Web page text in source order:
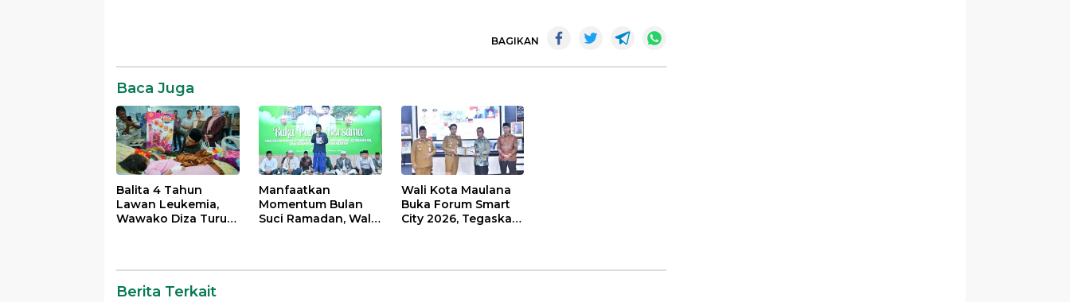
SR28
BAGIKAN
Baca Juga
Balita 4 Tahun
Lawan Leukemia,
Wawako Diza Turun
Manfaatkan
Momentum Bulan
Suci Ramadan, Wali
Masyarakat
Wali Kota Maulana
Buka Forum Smart
City 2026, Tegaskan
di Kota Jambi
Berita Terkait